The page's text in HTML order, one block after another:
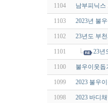
1104 남부피닉스
1103 2023년 불
1102 23년도 부
1101 23년
1100 불우이웃돕
1099 2023 불우
1098 2023 바디